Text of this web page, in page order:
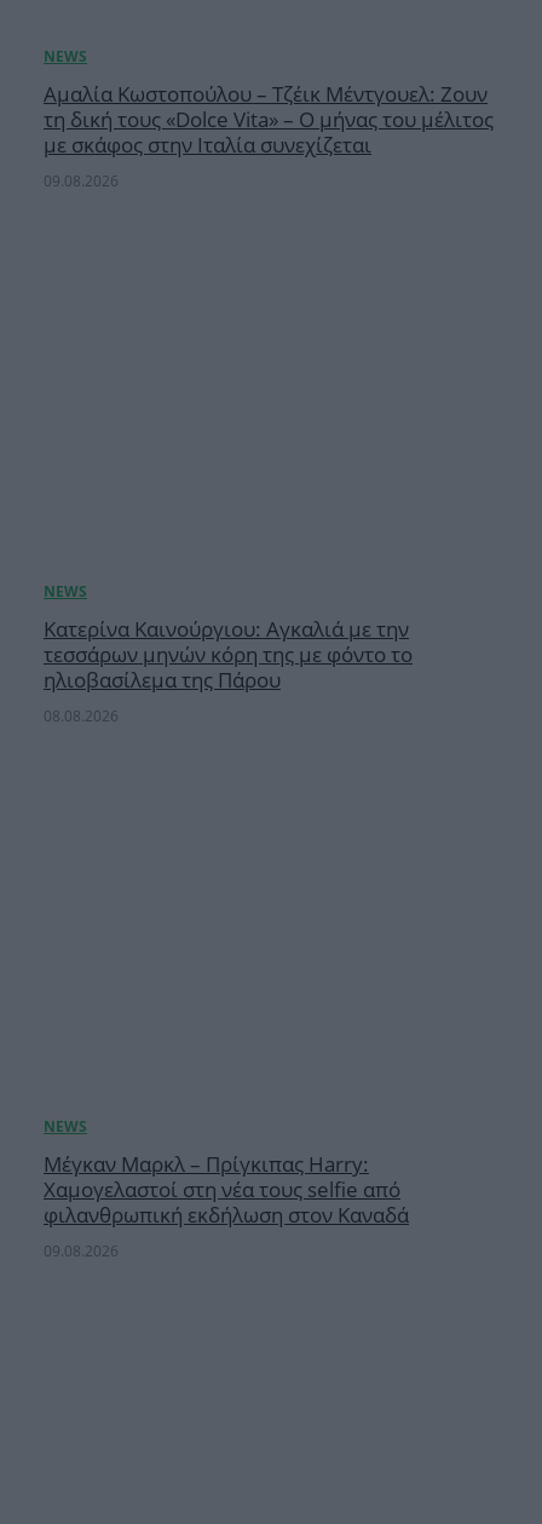
Αμαλία Κωστοπούλου – Τζέικ Μέντγουελ: Ζουν
τη δική τους «Dolce Vita» – Ο μήνας του μέλιτος
με σκάφος στην Ιταλία συνεχίζεται
09.08.2026
Κατερίνα Καινούργιου: Αγκαλιά με την
τεσσάρων μηνών κόρη της με φόντο το
ηλιοβασίλεμα της Πάρου
08.08.2026
Μέγκαν Μαρκλ – Πρίγκιπας Harry:
Χαμογελαστοί στη νέα τους selfie από
φιλανθρωπική εκδήλωση στον Καναδά
09.08.2026